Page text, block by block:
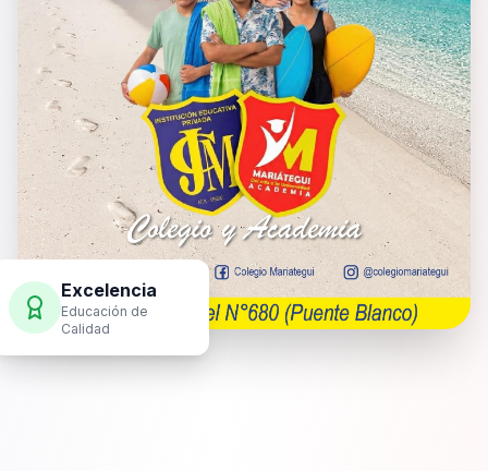
Excelencia
Educación de
Calidad